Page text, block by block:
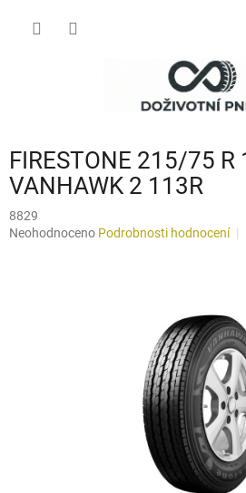
FIRESTONE 215/75 R
VANHAWK 2 113R
8829
Průměrné
Neohodnoceno Podrobnosti hodnocení